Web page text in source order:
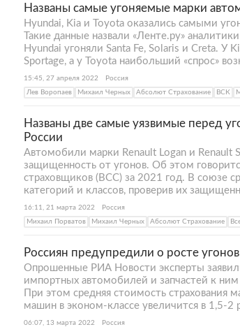
Названы самые угоняемые марки
Hyundai, Kia и Toyota оказались самыми
Такие данные назвали «Ленте.ру»
Hyundai угоняли Santa Fe, Solaris и Creta.
Sportage, а у Toyota наибольший «спрос»
15:45, 27 апреля 2022
Россия
Лев Воропаев
Михаил Черных Абсолют Страхование ВСК
Названы две самые уязвимые перед
России
Автомобили марки Renault Logan и Renault
защищенность от угонов. Об этом
страховщиков (ВСС) за 2021 год. В союзе
категорий и классов, проверив их
16:11, 21 марта 2022
Россия
Михаил Порватов
Михаил Черных Абсолют Страхование
Россиян предупредили о росте
Опрошенные РИА Новости эксперты
импортных автомобилей и запчастей к
При этом средняя стоимость
машин в эконом-классе увеличится в 1,5-2
06:07, 13 марта 2022
Россия